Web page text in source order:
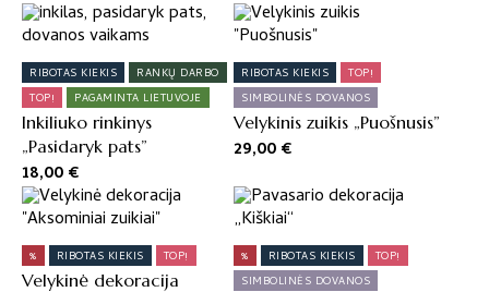
was:
18,00 €.
is:
14,00 €.
price
was:
18,00 €.
price
14,00 €.
RIBOTAS KIEKIS
RANKŲ DARBO
TOP!
PAGAMINTA LIETUVOJE
Inkiliuko rinkinys
„Pasidaryk pats”
18,00€
RIBOTAS KIEKIS
TOP!
SIMBOLINĖS DOVANOS
Velykinis zuikis „Puošnusis”
29,00€
% RIBOTAS KIEKIS TOP!
Velykinė dekoracija
% RIBOTAS KIEKIS
TOP!
SIMBOLINĖS DOVANOS